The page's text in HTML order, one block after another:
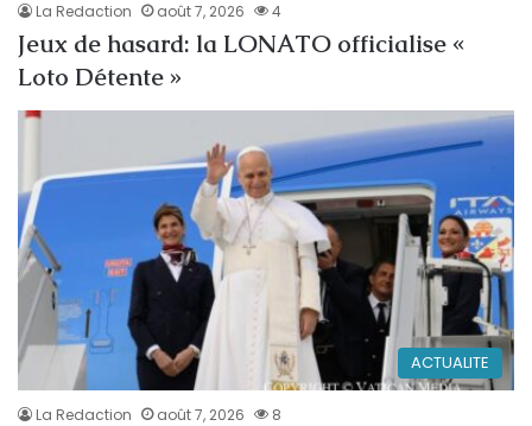
La Redaction août 7, 2026 4
Jeux de hasard: la LONATO officialise «
Loto Détente »
ACTUALITE
La Redaction août 7, 2026 8